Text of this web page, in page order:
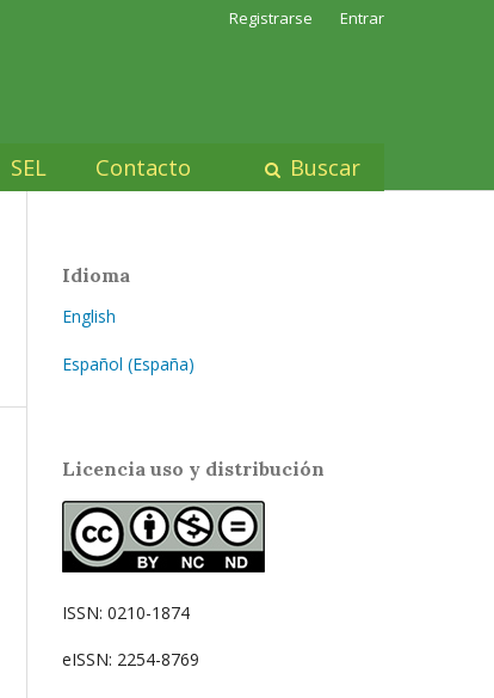
SEL Contacto Buscar
Registrarse Entrar
Idioma
English
Español (España)
Licencia uso y distribución
ISSN: 0210-1874
eISSN: 2254-8769